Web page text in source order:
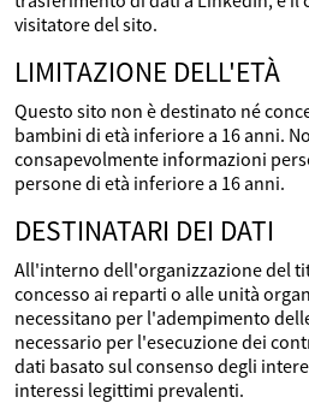
visitatore del sito.
LIMITAZIONE DELL'ETÀ
Questo sito non è destinato né
bambini di età inferiore a 16 anni.
consapevolmente informazioni
persone di età inferiore a 16 anni.
DESTINATARI DEI DATI
All'interno dell'organizzazione del
concesso ai reparti o alle unità
necessitano per l'adempimento
necessario per l'esecuzione dei
dati basato sul consenso degli
interessi legittimi prevalenti.